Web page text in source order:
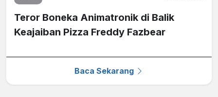
Teror Boneka Animatronik di Balik
Keajaiban Pizza Freddy Fazbear
Baca Sekarang